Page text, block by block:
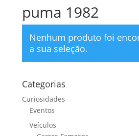
puma 1982
Nenhum produto foi
a sua seleção.
Categorias
Curiosidades
Eventos
Veículos